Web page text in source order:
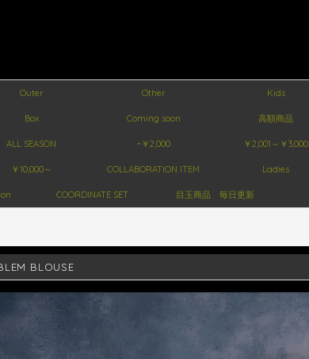
Outer Other Kids
Box Coming soon 高額商品
ALL SEASON ~￥2,000 ￥2,001～￥3,000
￥10,000～ COLLABORATION ITEM Ladies
COORDINATE SET 目玉商品 毎日更新
BLOUSE